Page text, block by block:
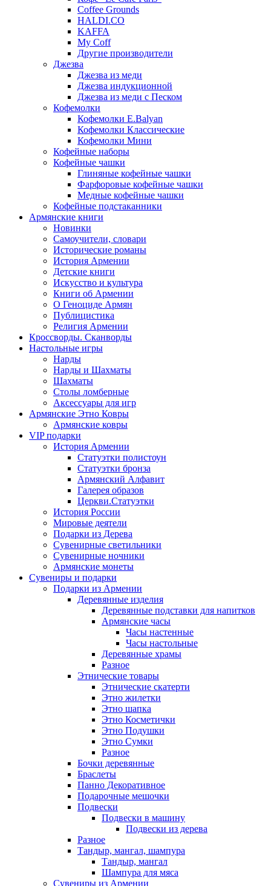
Coffee Grounds
HALDI.CO
KAFFA
My Coff
Другие производители
Джезва
Джезва из меди
Джезва индукционной
Джезва из меди с Песком
Кофемолки
Кофемолки E.Balyan
Кофемолки Классические
Кофемолки Мини
Кофейные наборы
Кофейные чашки
Глиняные кофейные чашки
Фарфоровые кофейные чашки
Медные кофейные чашки
Кофейные подстаканники
Армянские книги
Новинки
Самоучители, словари
Исторические романы
История Армении
Детские книги
Иcкусство и культура
Книги об Армении
О Геноциде Армян
Публицистика
Религия Армении
Кроссворды. Сканворды
Настольные игры
Нарды
Нарды и Шахматы
Шахматы
Столы ломберные
Аксессуары для игр
Армянские Этно Ковры
Армянские ковры
VIP подарки
История Армении
Статуэтки полистоун
Статуэтки бронза
Армянский Алфавит
Галерея образов
Церкви.Статуэтки
История России
Мировые деятели
Подарки из Дерева
Сувенирные светильники
Сувенирные ночники
Армянские монеты
Сувениры и подарки
Подарки из Армении
Деревянные изделия
Деревянные подставки для напитков
Армянские часы
Часы настенные
Часы настольные
Деревянные храмы
Разное
Этнические товары
Этнические скатерти
Этно жилетки
Этно шапка
Этно Косметички
Этно Подушки
Этно Сумки
Разное
Бочки деревянные
Браслеты
Панно Декоративное
Подарочные мешочки
Подвески
Подвески в машину
Подвески из дерева
Разное
Тандыр, мангал, шампура
Тандыр, мангал
Шампура для мяса
Сувениры из Армении